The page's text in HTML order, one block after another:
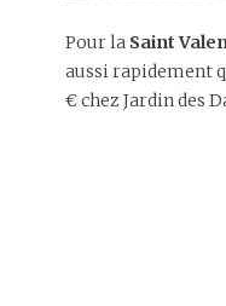
Pour la Saint
aussi rapidement
€ chez Jardin des